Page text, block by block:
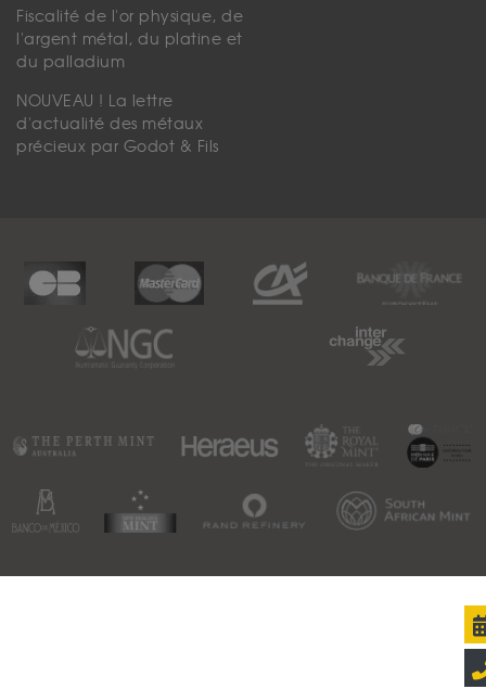
Fiscalité de l'or physique, de
l'argent métal, du platine et
du palladium
NOUVEAU ! La lettre
d'actualité des métaux
précieux par Godot & Fils